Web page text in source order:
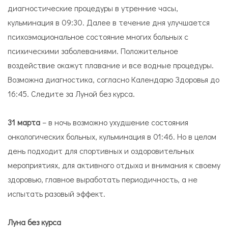
диагностические процедуры в утренние часы,
кульминация в 09:30. Далее в течение дня улучшается
психоэмоциональное состояние многих больных с
психическими заболеваниями. Положительное
воздействие окажут плавание и все водные процедуры.
Возможна диагностика, согласно Календарю Здоровья до
16:45. Следите за Луной без курса.
31 марта – в ночь возможно ухудшение состояния
онкологических больных, кульминация в 01:46. Но в целом
день подходит для спортивных и оздоровительных
мероприятиях, для активного отдыха и внимания к своему
здоровью, главное выработать периодичность, а не
испытать разовый эффект.
Луна без курса